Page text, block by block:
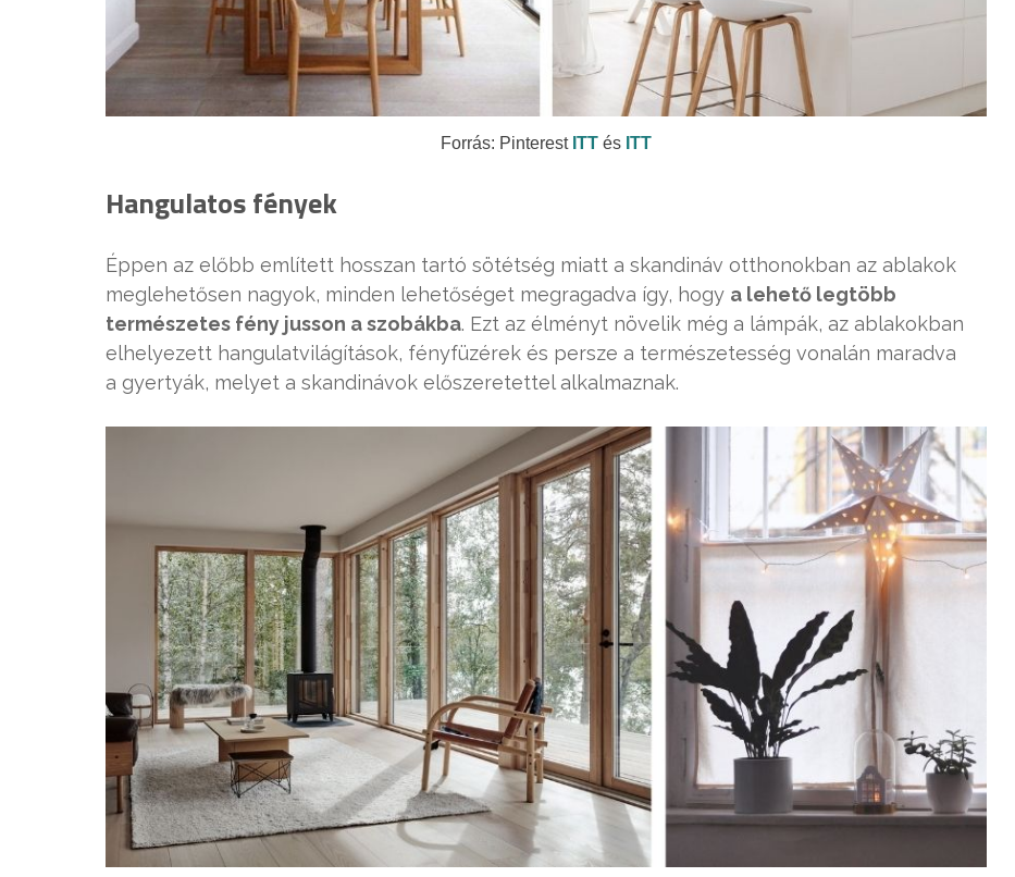
Forrás: Pinterest ITT és ITT
Hangulatos fények
Éppen az előbb említett hosszan tartó sötétség miatt a skandináv otthonokban az ablakok
meglehetősen nagyok, minden lehetőséget megragadva így, hogy a lehető legtöbb
természetes fény jusson a szobákba. Ezt az élményt növelik még a lámpák, az ablakokban
elhelyezett hangulatvilágítások, fényfüzérek és persze a természetesség vonalán maradva
a gyertyák, melyet a skandinávok előszeretettel alkalmaznak.